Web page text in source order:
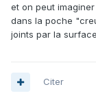
et on peut
dans la poche
joints par la
Citer